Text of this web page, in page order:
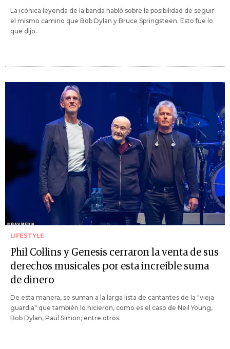
La icónica leyenda de la banda habló sobre la posibilidad de seguir
el mismo camino que Bob Dylan y Bruce Springsteen. Esto fue lo
que dijo.
LIFESTYLE
Phil Collins y Genesis cerraron la venta de sus
derechos musicales por esta increíble suma
de dinero
De esta manera, se suman a la larga lista de cantantes de la "vieja
guardia" que también lo hicieron, como es el caso de Neil Young,
Bob Dylan, Paul Simon; entre otros.